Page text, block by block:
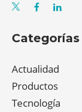
Categorías
Actualidad
Productos
Tecnología